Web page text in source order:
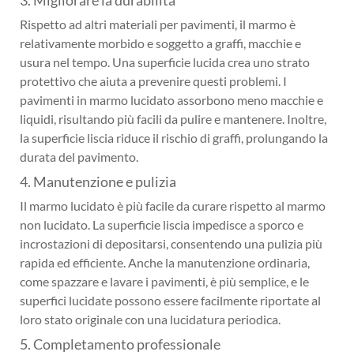
Rispetto ad altri materiali per pavimenti, il marmo è
relativamente morbido e soggetto a graffi, macchie e
usura nel tempo. Una superficie lucida crea uno strato
protettivo che aiuta a prevenire questi problemi. I
pavimenti in marmo lucidato assorbono meno macchie e
liquidi, risultando più facili da pulire e mantenere. Inoltre,
la superficie liscia riduce il rischio di graffi, prolungando la
durata del pavimento.
4. Manutenzione e pulizia
Il marmo lucidato è più facile da curare rispetto al marmo
non lucidato. La superficie liscia impedisce a sporco e
incrostazioni di depositarsi, consentendo una pulizia più
rapida ed efficiente. Anche la manutenzione ordinaria,
come spazzare e lavare i pavimenti, è più semplice, e le
superfici lucidate possono essere facilmente riportate al
loro stato originale con una lucidatura periodica.
5. Completamento professionale